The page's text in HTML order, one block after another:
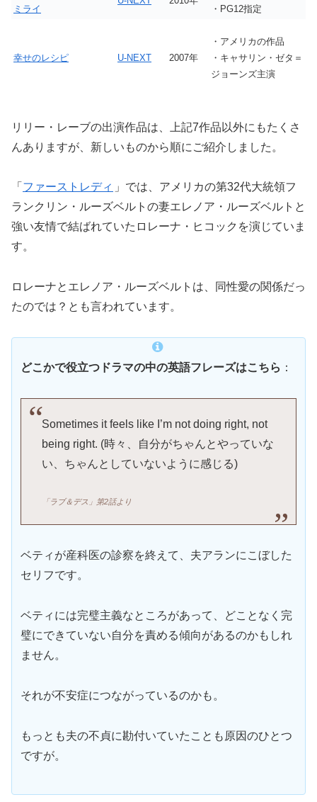
ミライ
・PG12指定
幸せのレシピ U-NEXT 2007年
・アメリカの作品
・キャサリン・ゼタ＝
ジョーンズ主演
リリー・レーブの出演作品は、上記7作品以外にもたくさ
んありますが、新しいものから順にご紹介しました。
「 ファーストレディ 」では、アメリカの第32代大統領フ
ランクリン・ルーズベルトの妻エレノア・ルーズベルトと
強い友情で結ばれていたロレーナ・ヒコックを演じていま
す。
ロレーナとエレノア・ルーズベルトは、同性愛の関係だっ
たのでは？とも言われています。
どこかで役立つドラマの中の英語フレーズはこちら ：
Sometimes it feels like I’m not doing right, not
being right. (時々、自分がちゃんとやっていな
い、ちゃんとしていないように感じる)
「ラブ＆デス」第2話より
ベティが産科医の診察を終えて、夫アランにこぼした
セリフです。
ベティには完璧主義なところがあって、どことなく完
璧にできていない自分を責める傾向があるのかもしれ
ません。
それが不安症につながっているのかも。
もっとも夫の不貞に勘付いていたことも原因のひとつ
ですが。